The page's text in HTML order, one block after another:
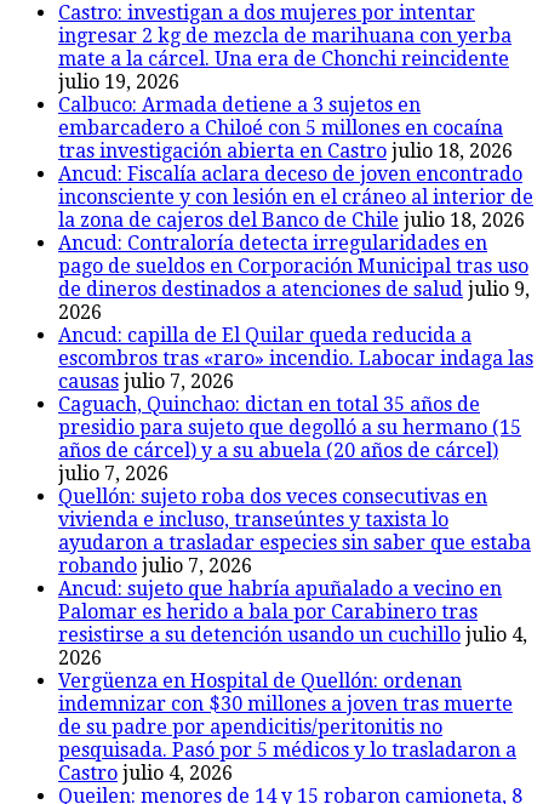
Castro: investigan a dos mujeres por intentar
ingresar 2 kg de mezcla de marihuana con yerba
mate a la cárcel. Una era de Chonchi reincidente
julio 19, 2026
Calbuco: Armada detiene a 3 sujetos en
embarcadero a Chiloé con 5 millones en cocaína
tras investigación abierta en Castro julio 18, 2026
Ancud: Fiscalía aclara deceso de joven encontrado
inconsciente y con lesión en el cráneo al interior de
la zona de cajeros del Banco de Chile julio 18, 2026
Ancud: Contraloría detecta irregularidades en
pago de sueldos en Corporación Municipal tras uso
de dineros destinados a atenciones de salud julio 9,
2026
Ancud: capilla de El Quilar queda reducida a
escombros tras «raro» incendio. Labocar indaga las
causas julio 7, 2026
Caguach, Quinchao: dictan en total 35 años de
presidio para sujeto que degolló a su hermano (15
años de cárcel) y a su abuela (20 años de cárcel)
julio 7, 2026
Quellón: sujeto roba dos veces consecutivas en
vivienda e incluso, transeúntes y taxista lo
ayudaron a trasladar especies sin saber que estaba
robando julio 7, 2026
Ancud: sujeto que habría apuñalado a vecino en
Palomar es herido a bala por Carabinero tras
resistirse a su detención usando un cuchillo julio 4,
2026
Vergüenza en Hospital de Quellón: ordenan
indemnizar con $30 millones a joven tras muerte
de su padre por apendicitis/peritonitis no
pesquisada. Pasó por 5 médicos y lo trasladaron a
Castro julio 4, 2026
Queilen: menores de 14 y 15 robaron camioneta, 8